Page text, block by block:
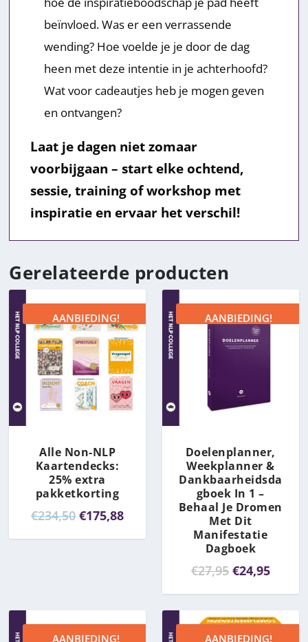
beïnvloed. Was er een verrassende
wending? Hoe voelde je je door de dag
heen met deze intentie in je achterhoofd?
Wat voor cadeautjes heb je mogen geven
en ontvangen?
Laat je dagen niet zomaar
voorbijgaan – start elke ochtend,
sessie, training of workshop met
inspiratie en ervaar het verschil!
Gerelateerde producten
AANBIEDING!
Alle Non-NLP
Kaartendecks:
25% extra
pakketkorting
€234,50O
€175,88H
AANBIEDING!
Doelenplanner,
Weekplanner &
Dankbaarheidsda
gboek In 1 –
Behaal Je Dromen
Met Dit
Manifestatie
Dagboek
€27,95 O
s
€24,95H
d
AANBIEDING! AANBIEDING!